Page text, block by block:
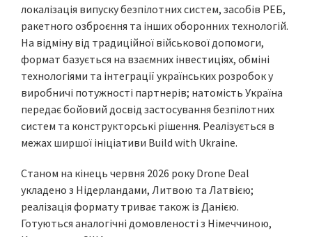
локалізація випуску безпілотних систем, засобів РЕБ,
ракетного озброєння та інших оборонних технологій.
На відміну від традиційної військової допомоги,
формат базується на взаємних інвестиціях, обміні
технологіями та інтеграції українських розробок у
виробничі потужності партнерів; натомість Україна
передає бойовий досвід застосування безпілотних
систем та конструкторські рішення. Реалізується в
межах ширшої ініціативи Build with Ukraine.
Станом на кінець червня 2026 року Drone Deal
укладено з Нідерландами, Литвою та Латвією;
реалізація формату триває також із Данією.
Готуються аналогічні домовленості з Німеччиною,